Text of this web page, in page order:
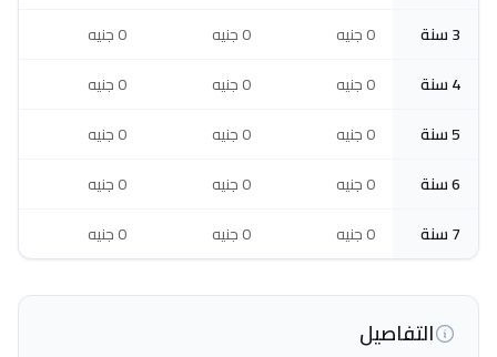
3 سنة
0 جنيه 0 جنيه
0 جنيه
4 سنة
0 جنيه 0 جنيه
0 جنيه
5 سنة
0 جنيه 0 جنيه
0 جنيه
6 سنة
0 جنيه 0 جنيه
0 جنيه
7 سنة
0 جنيه 0 جنيه 0 جنيه
التفاصيل